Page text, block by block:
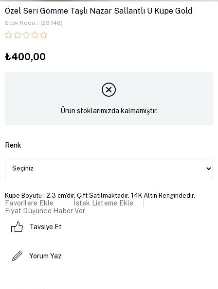
Özel Seri Gömme Taşlı Nazar Sallantlı U Küpe Gold
Stok Kodu (23748)
₺400,00
Ürün stoklarımızda kalmamıştır.
Renk
Küpe Boyutu : 2.3 cm'dir. Çift Satılmaktadır. 14K Altın Rengindedir.
Favorilere Ekle
İstek Listeme Ekle
Fiyat Düşünce Haber Ver
Tavsiye Et
Yorum Yaz